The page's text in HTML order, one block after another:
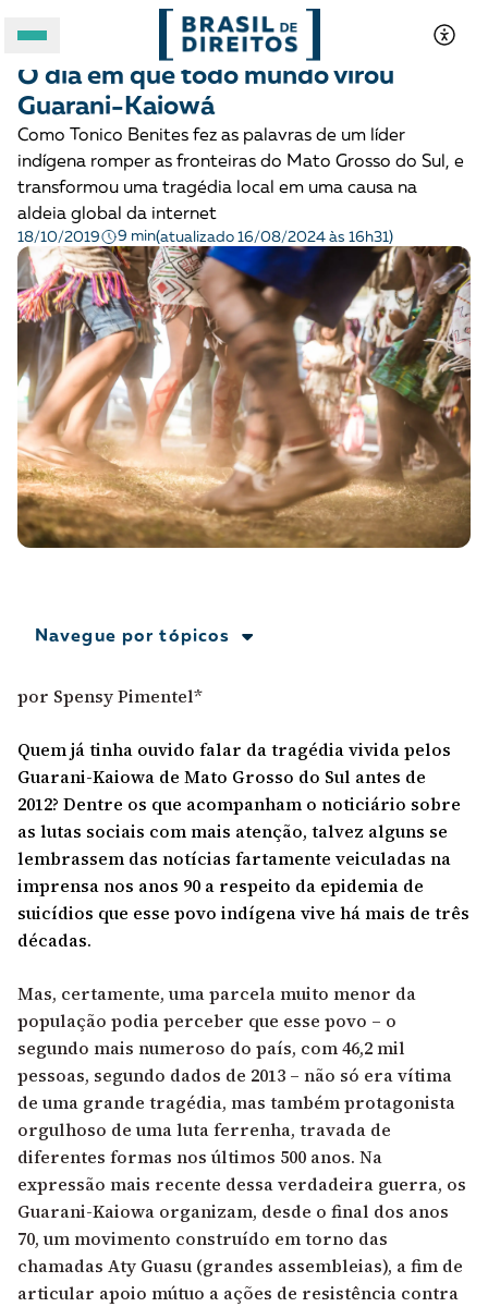
A BRASIL DE DIREITOS
ASSUNTOS
FORMATOS
Apoie a Brasil de Direitos
A [BD] conta as histórias de quem defende
direitos humanos no Brasil. Para continuar,
POVOS INDÍGENAS
História
O dia em que todo mundo virou
Guarani-Kaiowá
Como Tonico Benites fez as palavras de um líder
indígena romper as fronteiras do Mato Grosso do Sul, e
transformou uma tragédia local em uma causa na
aldeia global da internet
18/10/2019 9 min(atualizado 16/08/2024 às 16h31)
Navegue por tópicos
por Spensy Pimentel*
Quem já tinha ouvido falar da tragédia vivida pelos
Guarani-Kaiowa de Mato Grosso do Sul antes de
2012? Dentre os que acompanham o noticiário sobre
as lutas sociais com mais atenção, talvez alguns se
lembrassem das notícias fartamente veiculadas na
imprensa nos anos 90 a respeito da epidemia de
suicídios que esse povo indígena vive há mais de três
décadas.
Mas, certamente, uma parcela muito menor da
população podia perceber que esse povo – o
segundo mais numeroso do país, com 46,2 mil
pessoas, segundo dados de 2013 – não só era vítima
de uma grande tragédia, mas também protagonista
orgulhoso de uma luta ferrenha, travada de
diferentes formas nos últimos 500 anos. Na
expressão mais recente dessa verdadeira guerra, os
Guarani-Kaiowa organizam, desde o final dos anos
70, um movimento construído em torno das
chamadas Aty Guasu (grandes assembleias), a fim de
articular apoio mútuo a ações de resistência contra